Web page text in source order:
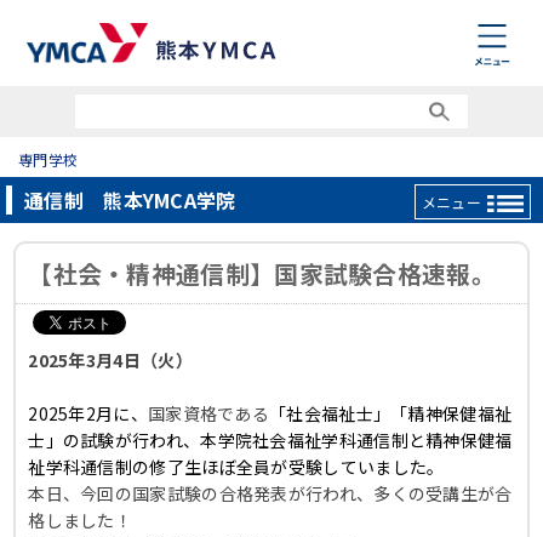
専門学校
通信制 熊本YMCA学院 メニュー
【社会・精神通信制】国家試験合格速報。
2025年3月4日（火）
2025年2月に、 国家資格である 「社会福祉士」「精神保健福祉
士」 の試験が行われ、本学院社会福祉学科通信制と精神保健福
祉学科通信制の修了生ほぼ全員が受験していました。
本日、今回の国家試験の合格発表が行われ、 多くの受講生が合
格しました！